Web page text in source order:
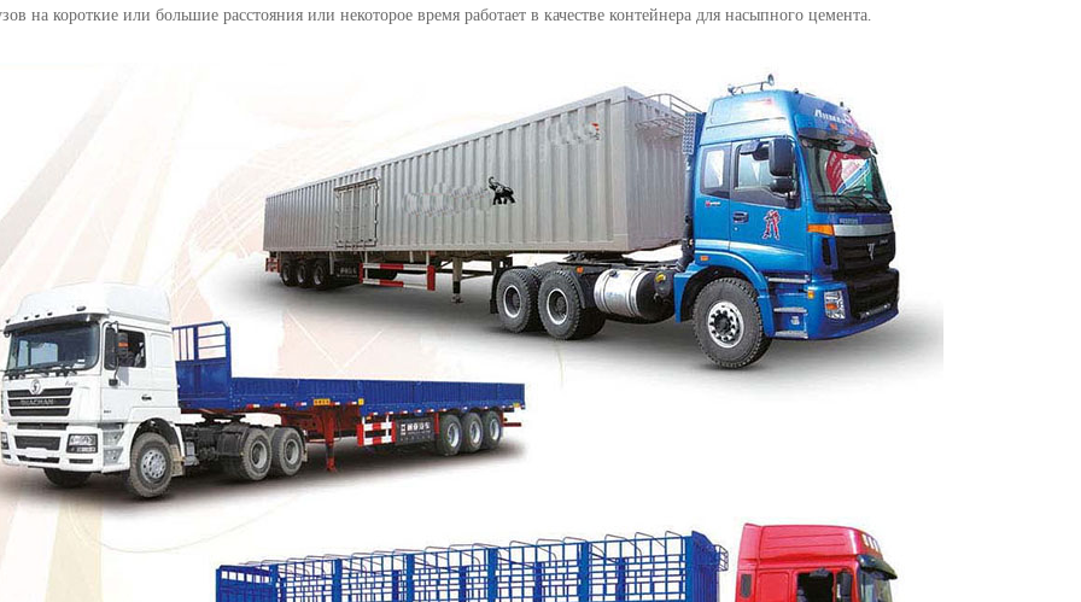
на короткие или большие расстояния или некоторое время работает в качестве контейнера для насыпного цемента.